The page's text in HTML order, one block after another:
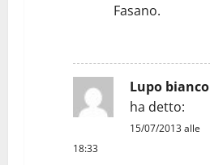
Fasano.
Lupo bianco
ha detto:
15/07/2013 alle
18:33